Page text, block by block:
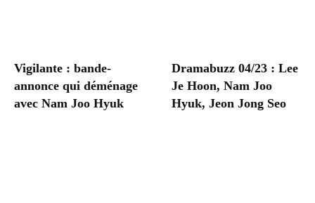
Vigilante : bande-
annonce qui déménage
avec Nam Joo Hyuk
Dramabuzz 04/23 : Lee
Je Hoon, Nam Joo
Hyuk, Jeon Jong Seo